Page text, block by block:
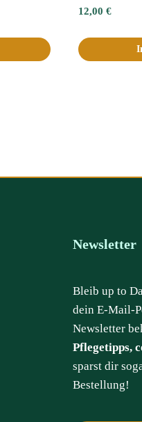
12,00 €
Newsletter
Bleib up to
dein E-Mail-
Newsletter
Pflegetipps,
sparst dir
Bestellung!